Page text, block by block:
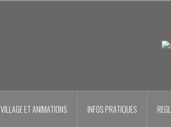
VILLAGE ET ANIMATIONS INFOS PRATIQUES